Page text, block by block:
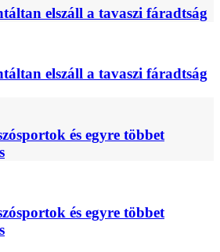
elszáll a tavaszi fáradtság
elszáll a tavaszi fáradtság
és egyre többet
és egyre többet